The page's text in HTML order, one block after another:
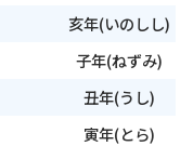
亥年(いのしし)
子年(ねずみ)
丑年(うし)
寅年(とら)